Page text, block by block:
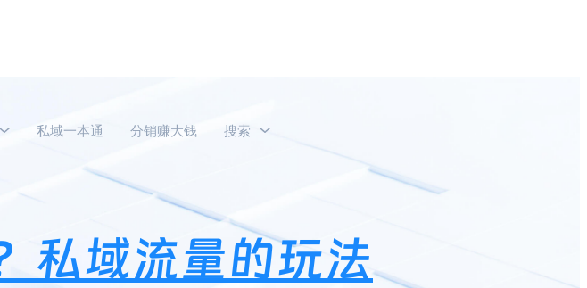
私域一本通 分销赚大钱 搜索
私域流量的玩法